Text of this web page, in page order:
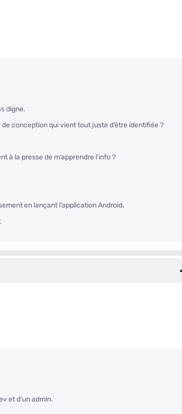
digne.
conception qui vient tout juste d’être identifiée ?
à la presse de m’apprendre l’info ?
en lançant l’application Android.
et d’un admin.